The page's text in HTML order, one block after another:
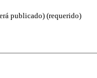
publicado) (requerido)